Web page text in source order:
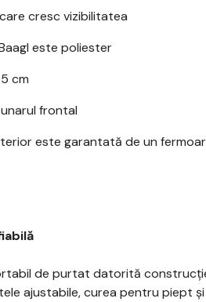
cresc vizibilitatea
este poliester
cm
frontal
este garantată de un fermoar
de purtat datorită
ajustabile, curea pentru piept